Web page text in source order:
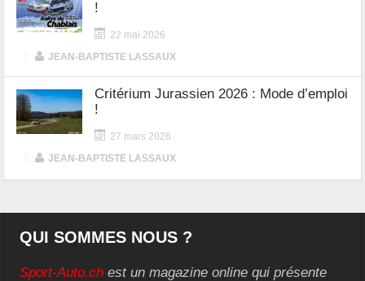
!
22 mai 2026
JEAN-BAPTISTE LASSAUX
Critérium Jurassien 2026 : Mode d’emploi
!
27 mars 2026
JEAN-BAPTISTE LASSAUX
QUI SOMMES NOUS ?
Sport-Auto.ch est un magazine online qui présente